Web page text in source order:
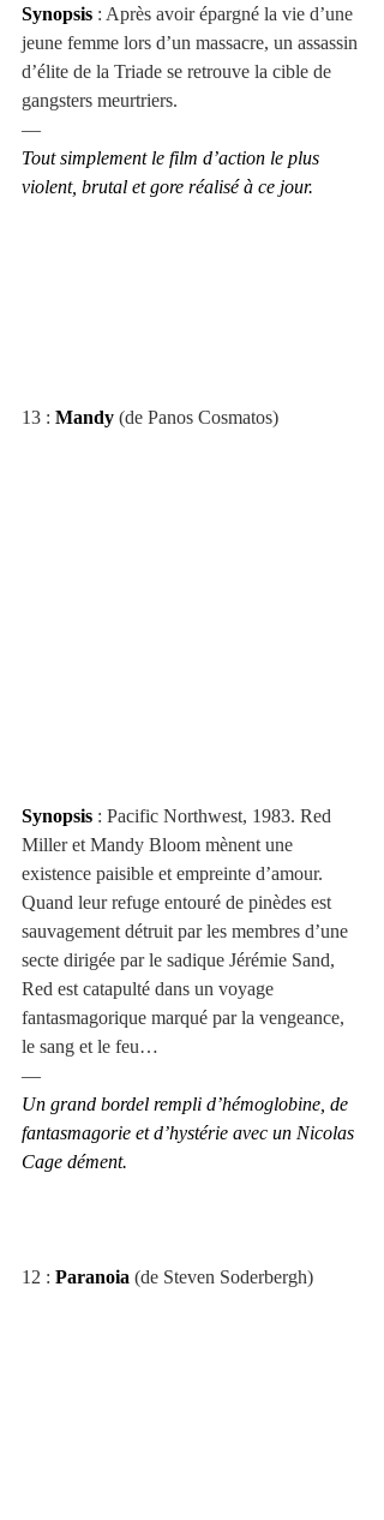
Synopsis : Après avoir épargné la vie d’une
jeune femme lors d’un massacre, un assassin
d’élite de la Triade se retrouve la cible de
gangsters meurtriers.
—
Tout simplement le film d’action le plus
violent, brutal et gore réalisé à ce jour.
13 : Mandy (de Panos Cosmatos)
Synopsis : Pacific Northwest, 1983. Red
Miller et Mandy Bloom mènent une
existence paisible et empreinte d’amour.
Quand leur refuge entouré de pinèdes est
sauvagement détruit par les membres d’une
secte dirigée par le sadique Jérémie Sand,
Red est catapulté dans un voyage
fantasmagorique marqué par la vengeance,
le sang et le feu…
—
Un grand bordel rempli d’hémoglobine, de
fantasmagorie et d’hystérie avec un Nicolas
Cage dément.
12 : Paranoia (de Steven Soderbergh)